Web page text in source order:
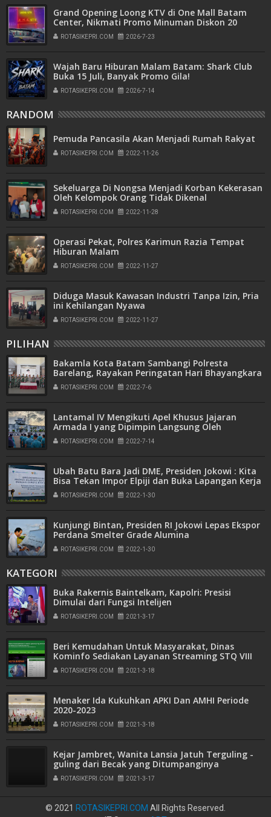
Grand Opening Loong KTV di One Mall Batam
Center, Nikmati Promo Minuman Diskon 20
Persen
ROTASIKEPRI.COM 2026-7-23
Wajah Baru Hiburan Malam Batam: Shark Club
Buka 15 Juli, Banyak Promo Gila!
ROTASIKEPRI.COM 2026-7-14
RANDOM
Pemuda Pancasila Akan Menjadi Rumah Rakyat
ROTASIKEPRI.COM 2022-11-26
Sekeluarga Di Nongsa Menjadi Korban Kekerasan
Oleh Kelompok Orang Tidak Dikenal
ROTASIKEPRI.COM 2022-11-28
Operasi Pekat, Polres Karimun Razia Tempat
Hiburan Malam
ROTASIKEPRI.COM 2022-11-27
Diduga Masuk Kawasan Industri Tanpa Izin, Pria
ini Kehilangan Nyawa
ROTASIKEPRI.COM 2022-11-27
PILIHAN
Bakamla Kota Batam Sambangi Polresta
Barelang, Rayakan Peringatan Hari Bhayangkara
ke-76
ROTASIKEPRI.COM 2022-7-6
Lantamal IV Mengikuti Apel Khusus Jajaran
Armada I yang Dipimpin Langsung Oleh
Pangkoarmada I
ROTASIKEPRI.COM 2022-7-14
Ubah Batu Bara Jadi DME, Presiden Jokowi : Kita
Bisa Tekan Impor Elpiji dan Buka Lapangan Kerja
ROTASIKEPRI.COM 2022-1-30
Kunjungi Bintan, Presiden RI Jokowi Lepas Ekspor
Perdana Smelter Grade Alumina
ROTASIKEPRI.COM 2022-1-30
KATEGORI
Buka Rakernis Baintelkam, Kapolri: Presisi
Dimulai dari Fungsi Intelijen
ROTASIKEPRI.COM 2021-3-17
Beri Kemudahan Untuk Masyarakat, Dinas
Kominfo Sediakan Layanan Streaming STQ VIII
Tingkat Kota Batam
ROTASIKEPRI.COM 2021-3-18
Menaker Ida Kukuhkan APKI Dan AMHI Periode
2020-2023
ROTASIKEPRI.COM 2021-3-18
Kejar Jambret, Wanita Lansia Jatuh Terguling -
guling dari Becak yang Ditumpanginya
ROTASIKEPRI.COM 2021-3-17
© 2021 ROTASIKEPRI.COM All Rights Reserved.